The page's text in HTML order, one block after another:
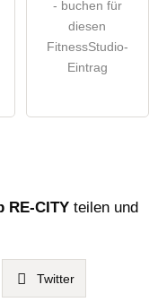
- buchen für
diesen
FitnessStudio-
Eintrag
RE-CITY teilen und
Twitter